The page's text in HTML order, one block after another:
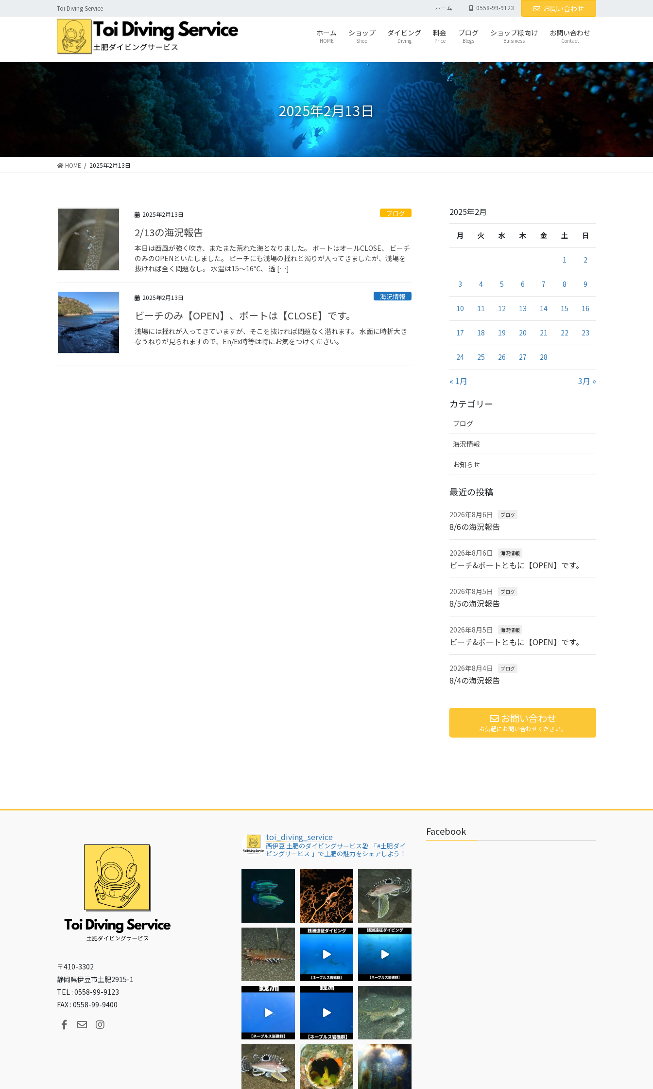
ン
に
ビ
ョ
Toi Diving Service ホーム 0558-99-9123 お問い合わせ
ホーム
HOME
ショップ
Shop
ダイビング
Diving
料金
Price
ブログ
Blogs
ショップ様向け
Buisiness
お問い合わせ
Contact
2025年2月13日
HOME 2025年2月13日
2025年2月13日 ブログ
2/13の海況報告
本日は西風が強く吹き、またまた荒れた海となりました。 ボートはオールCLOSE、 ビーチ
のみのOPENといたしました。 ビーチにも浅場の揺れと濁りが入ってきましたが、浅場を
抜ければ全く問題なし。 水温は15～16℃、 透 […]
2025年2月13日 海況情報
ビーチのみ【OPEN】、ボートは【CLOSE】です。
浅場には揺れが入ってきていますが、そこを抜ければ問題なく潜れます。 水面に時折大き
なうねりが見られますので、En/Ex時等は特にお気をつけください。
2025年2月
月 火 水 木 金 土 日
1 2
3 4 5 6 7 8 9
10 11 12 13 14 15 16
17 18 19 20 21 22 23
24 25 26 27 28
« 1月 3月 »
カテゴリー
ブログ
海況情報
お知らせ
最近の投稿
2026年8月6日 ブログ
8/6の海況報告
2026年8月6日 海況情報
ビーチ&ボートともに【OPEN】です。
2026年8月5日 ブログ
8/5の海況報告
2026年8月5日 海況情報
ビーチ&ボートともに【OPEN】です。
2026年8月4日 ブログ
8/4の海況報告
お問い合わせ
お気軽にお問い合わせください。
〒410-3302
静岡県伊豆市土肥2915-1
TEL : 0558-99-9123
FAX : 0558-99-9400
toi_diving_service
西伊豆 土肥のダイビングサービス🏖
「#土肥ダイ
ビングサービス 」で土肥の魅力をシェアしよう！
Facebook